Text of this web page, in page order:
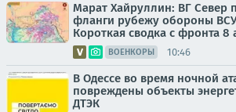
Марат Хайруллин: ВГ Север
фланги рубежу обороны
Короткая сводка с фронта 8
ВОЕНКОРЫ 10:46
В Одессе во время ночной
повреждены объекты
ДТЭК